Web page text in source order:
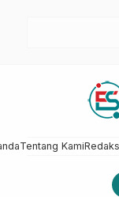
Tentang Kami